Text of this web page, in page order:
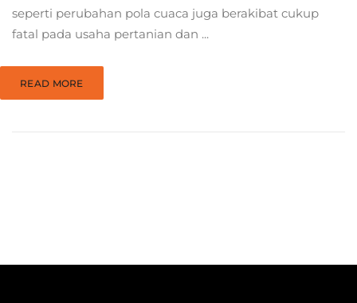
seperti perubahan pola cuaca juga berakibat cukup
fatal pada usaha pertanian dan ...
READ MORE